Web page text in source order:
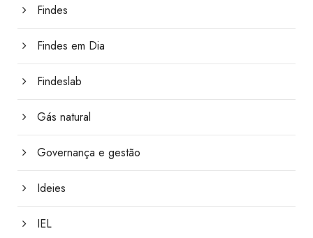
Findes
Findes em Dia
Findeslab
Gás natural
Governança e gestão
Ideies
IEL